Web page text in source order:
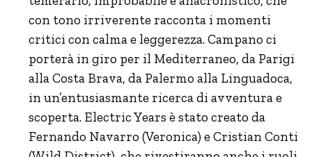
con tono irriverente racconta i momenti
critici con calma e leggerezza. Campano ci
porterà in giro per il Mediterraneo, da Parigi
alla Costa Brava, da Palermo alla Linguadoca,
in un’entusiasmante ricerca di avventura e
scoperta. Electric Years è stato creato da
Fernando Navarro (Veronica) e Cristian Conti